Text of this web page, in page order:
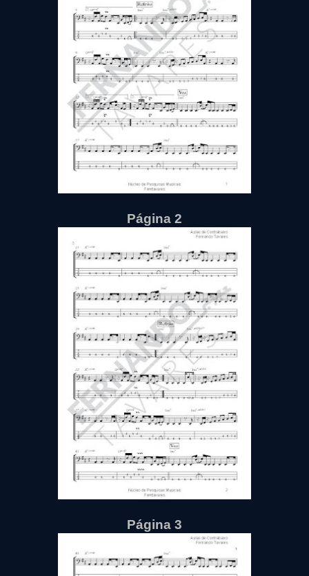
Página 2
Página 3